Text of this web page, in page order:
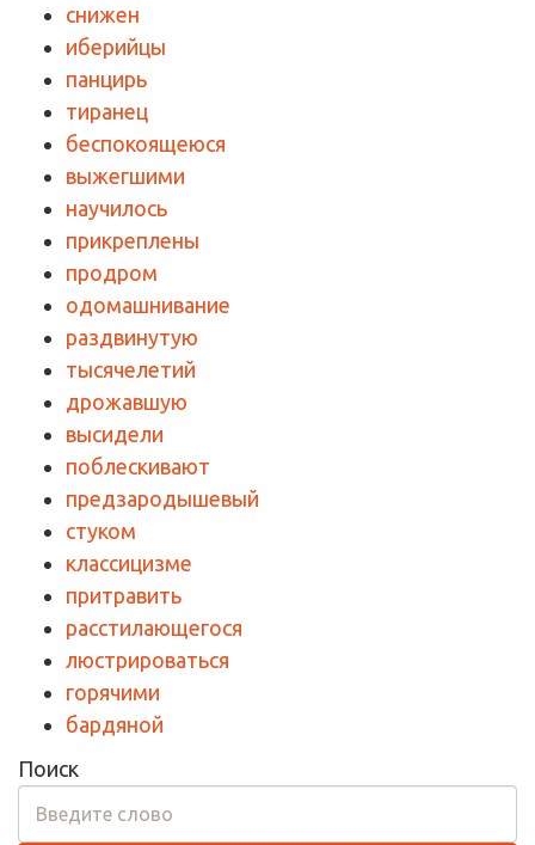
снижен
иберийцы
панцирь
тиранец
беспокоящеюся
выжегшими
научилось
прикреплены
продром
одомашнивание
раздвинутую
тысячелетий
дрожавшую
высидели
поблескивают
предзародышевый
стуком
классицизме
притравить
расстилающегося
люстрироваться
горячими
бардяной
Поиск